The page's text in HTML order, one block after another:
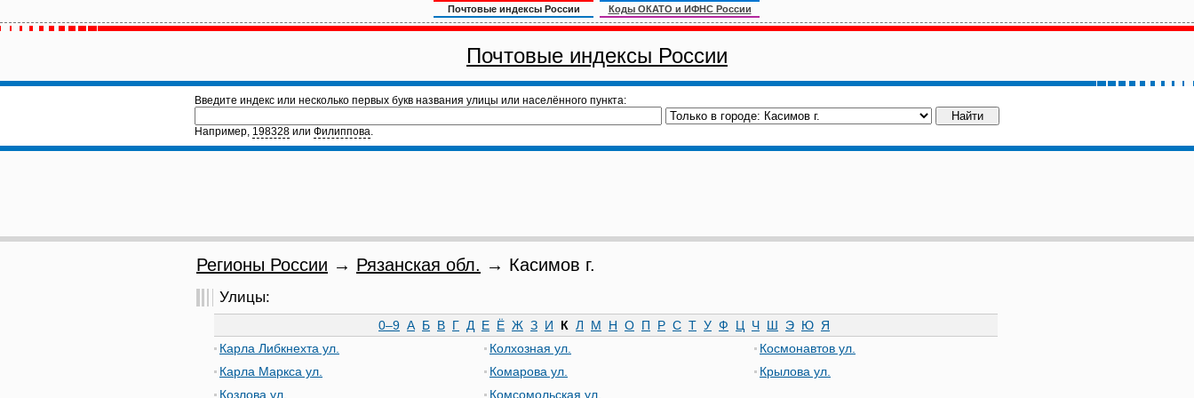
Почтовые индексы России Коды ОКАТО и ИФНС России
Почтовые индексы России
Введите индекс или несколько первых букв названия улицы или населённого пункта:
Например, 198328 или Филиппова.
Регионы России → Рязанская обл. → Касимов г.
Улицы:
0–9 А Б В Г Д Е Ё Ж З И К Л М Н О П Р С Т У Ф Ц Ч Ш Э Ю Я
Карла Либкнехта ул.
Карла Маркса ул.
Козлова ул.
Колхозная ул.
Комарова ул.
Комсомольская ул.
Космонавтов ул.
Крылова ул.